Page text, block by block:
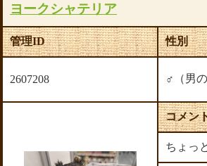
ヨークシャテリア
管理ID 性別
2607208 ♂（男の
コメン
ちょっ